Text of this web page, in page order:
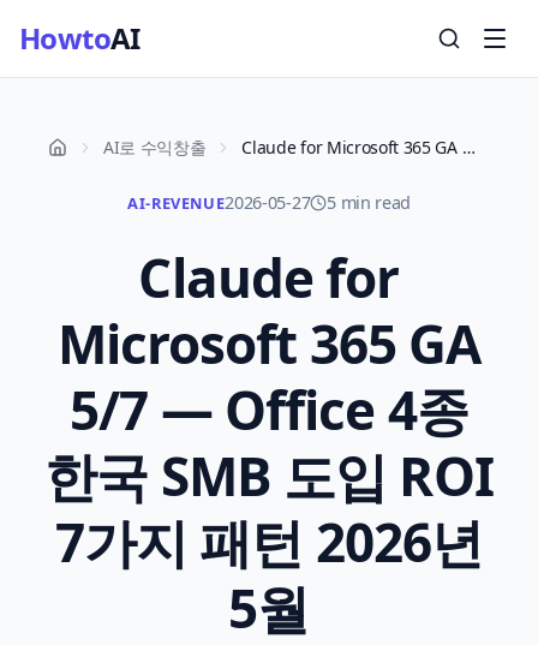
HowtoAI
AI로 수익창출 Claude for Microsoft 365 GA 5/7 — Office 4종 한국 SMB 도입 ROI 7가지 패턴 2026년 5월
AI-REVENUE2026-05-27 5 min read
Claude for
Microsoft 365 GA
5/7 — Office 4종
한국 SMB 도입 ROI
7가지 패턴 2026년
5월